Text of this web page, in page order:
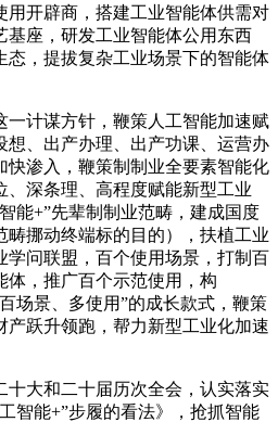
用开辟商，搭建工业智能体供需对
基座，研发工业智能体公用东西
态，提拔复杂工业场景下的智能体
计谋方针，鞭策人工智能加速赋
想、出产办理、出产功课、运营办
快渗入，鞭策制制业全要素智能化
、深条理、高程度赋能新型工业
能+”先辈制制业范畴，建成国度
畴挪动终端标的目的），扶植工业
学问联盟，百个使用场景，打制百
体，推广百个示范使用，构
场景、多使用”的成长款式，鞭策
产跃升领跑，帮力新型工业化加速
大和二十届历次全会，认实落实
智能+”步履的看法》，抢抓智能